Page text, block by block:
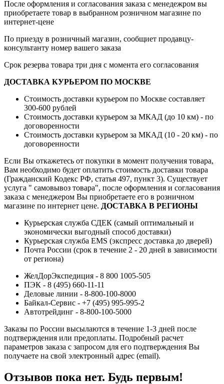
После оформления и согласования заказа с менедежром вы
приобретаете товар в выбранном розничном магазине по
интернет-цене
По приезду в розничный магазин, сообщиет продавцу-
консультанту номер вашего заказа
Срок резерва товара три дня с момента его согласования
ДОСТАВКА КУРЬЕРОМ ПО МОСКВЕ
Стоимость доставки курьером по Москве составляет
300-600 рублей
Стоимость доставки курьером за МКАД (до 10 км) - по
договоренности
Стоимость доставки курьером за МКАД (10 - 20 км) - по
договоренности
Если Вы откажетесь от покупки в момент получения товара,
Вам необходимо будет оплатить стоимость доставки товара
(Гражданский Кодекс РФ, статья 497, пункт 3). Существует
услуга " самовывоз товара", после оформления и согласования
заказа с менеджером Вы приобретаете его в розничном
магазине по интернет цене. ДОСТАВКА В РЕГИОНЫ
Курьерская служба СДЕК (самый оптимальный и
экономически выгодный способ доставки)
Курьерская служба EMS (экспресс доставка до дверей)
Почта России (срок в течение 2 - 20 дней в зависимости
от региона)
ЖелДорЭкспедиция - 8 800 1005-505
ПЭК - 8 (495) 660-11-11
Деловые линии - 8-800-100-8000
Байкал-Сервис - +7 (495) 995-995-2
Автотрейдинг - 8-800-100-5000
Заказы по России высылаются в течение 1-3 дней после
подтверждения или предоплаты. Подробный расчет
параметров заказа с запросом для его подтверждения Вы
получаете на свой электронный адрес (email).
Отзывов пока нет. Будь первым!